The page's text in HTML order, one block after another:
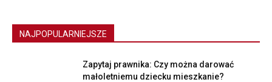
NAJPOPULARNIEJSZE
Zapytaj prawnika: Czy można darować
małoletniemu dziecku mieszkanie?